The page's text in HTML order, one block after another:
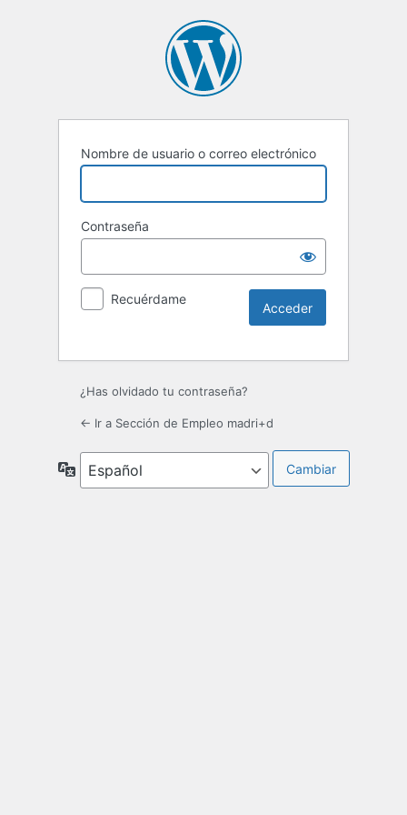
Nombre de usuario o correo electrónico
Contraseña
Recuérdame
¿Has olvidado tu contraseña?
← Ir a Sección de Empleo madri+d
Idioma